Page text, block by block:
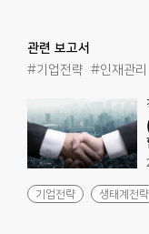
관련 보고서
#기업전략 #인재관리
기업전략 생태계전략